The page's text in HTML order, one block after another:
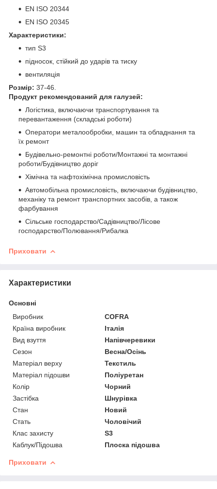
EN ISO 20344
EN ISO 20345
Характеристики:
тип S3
підносок, стійкий до ударів та тиску
вентиляція
Розмір: 37-46.
Продукт рекомендований для галузей:
Логістика, включаючи транспортування та
перевантаження (складські роботи)
Оператори металообробки, машин та обладнання та
їх ремонт
Будівельно-ремонтні роботи/Монтажні та монтажні
роботи/Будівництво доріг
Хімічна та нафтохімічна промисловість
Автомобільна промисловість, включаючи будівництво,
механіку та ремонт транспортних засобів, а також
фарбування
Сільське господарство/Садівництво/Лісове
господарство/Полювання/Рибалка
Приховати
Характеристики
Основні
Виробник
COFRA
Країна виробник
Італія
Вид взуття
Напівчеревики
Сезон
Весна/Осінь
Матеріал верху
Текстиль
Матеріал підошви
Поліуретан
Колір
Чорний
Застібка
Шнурівка
Стан
Новий
Стать
Чоловічий
Клас захисту
S3
Каблук/Підошва
Плоска підошва
Приховати